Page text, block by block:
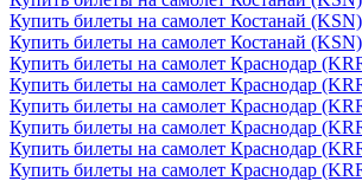
Купить билеты на самолет Костанай
Купить билеты на самолет Костанай
Купить билеты на самолет Краснодар
Купить билеты на самолет Краснодар
Купить билеты на самолет Краснодар
Купить билеты на самолет Краснодар
Купить билеты на самолет Краснодар
Купить билеты на самолет Краснодар